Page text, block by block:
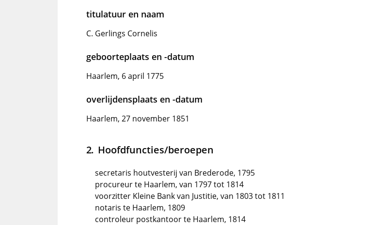
titulatuur en naam
C. Gerlings Cornelis
geboorteplaats en -datum
Haarlem, 6 april 1775
overlijdensplaats en -datum
Haarlem, 27 november 1851
Hoofdfuncties/beroepen
secretaris houtvesterij van Brederode, 1795
procureur te Haarlem, van 1797 tot 1814
voorzitter Kleine Bank van Justitie, van 1803 tot 1811
notaris te Haarlem, 1809
controleur postkantoor te Haarlem, 1814